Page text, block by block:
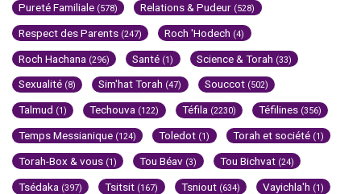
Pureté Familiale (578) Relations & Pudeur (528)
Respect des Parents (247) Roch 'Hodech (4)
Roch Hachana (296) Santé (1) Science & Torah (33)
Sexualité (8) Sim'hat Torah (47) Souccot (502)
Talmud (1) Techouva (122) Téfila (2230) Téfilines (356)
Temps Messianique (124) Toledot (1) Torah et société (1)
Torah-Box & vous (1) Tou Béav (3) Tou Bichvat (24)
Tsédaka (397) Tsitsit (167) Tsniout (634) Vayichla'h (1)